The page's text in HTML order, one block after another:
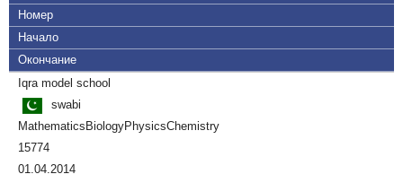
Номер
Начало
Окончание
Iqra model school
swabi
MathematicsBiologyPhysicsChemistry
15774
01.04.2014